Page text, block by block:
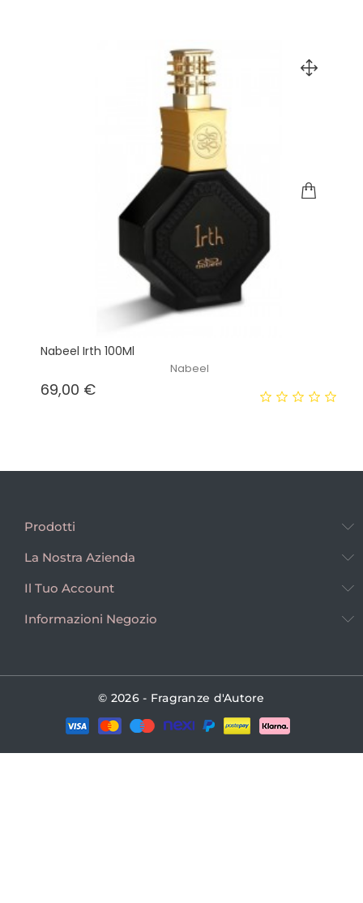
Nabeel Irth 100Ml
Nabeel
69,00 €Prezzo
Prodotti
La Nostra Azienda
Il Tuo Account
Informazioni Negozio
© 2026 - Fragranze d'Autore